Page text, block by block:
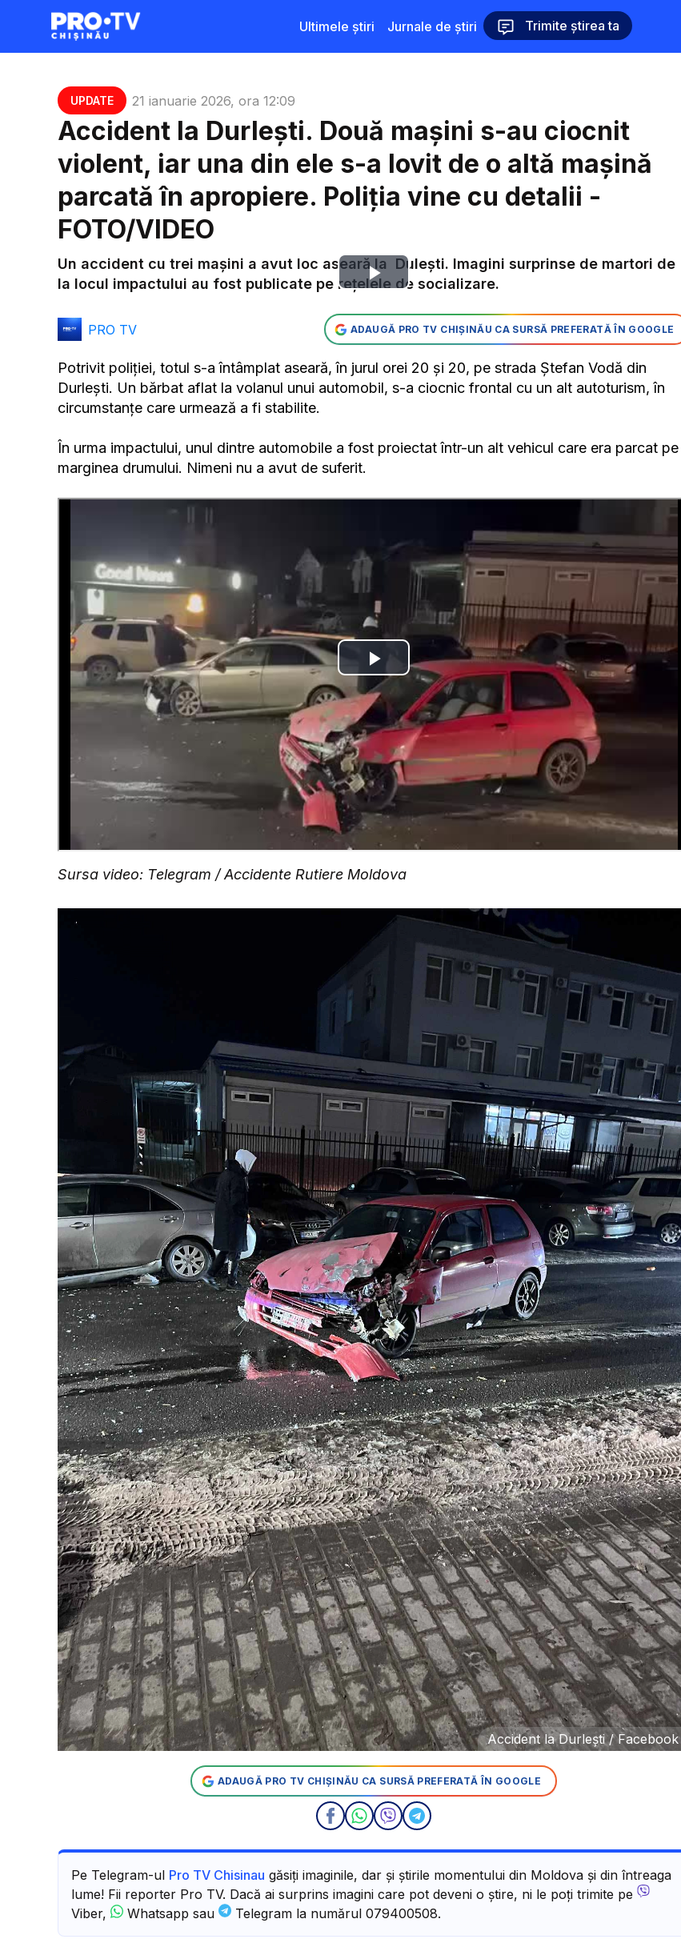
Ultimele știri Jurnale de știri Trimite știrea ta
UPDATE 21 ianuarie 2026, ora 12:09
Accident la Durlești. Două mașini s-au ciocnit
violent, iar una din ele s-a lovit de o altă mașină
parcată în apropiere. Poliția vine cu detalii -
FOTO/VIDEO
Play
Video
Un accident cu trei mașini a avut loc aseară la Dulești. Imagini surprinse de martori de
la locul impactului au fost publicate pe rețelele de socializare.
PRO TV ADAUGĂ PRO TV CHIȘINĂU CA SURSĂ PREFERATĂ ÎN GOOGLE
Potrivit poliției, totul s-a întâmplat aseară, în jurul orei 20 și 20, pe strada Ștefan Vodă din
Durlești. Un bărbat aflat la volanul unui automobil, s-a ciocnic frontal cu un alt autoturism, în
circumstanțe care urmează a fi stabilite.
În urma impactului, unul dintre automobile a fost proiectat într-un alt vehicul care era parcat pe
marginea drumului. Nimeni nu a avut de suferit.
Sursa video: Telegram / Accidente Rutiere Moldova
Accident la Durlești / Facebook
ADAUGĂ PRO TV CHIȘINĂU CA SURSĂ PREFERATĂ ÎN GOOGLE
Pe Telegram-ul Pro TV Chisinau găsiți imaginile, dar și știrile momentului din Moldova și din întreaga
lume! Fii reporter Pro TV. Dacă ai surprins imagini care pot deveni o știre, ni le poți trimite pe
Viber,
Whatsapp sau Telegram la numărul 079400508.